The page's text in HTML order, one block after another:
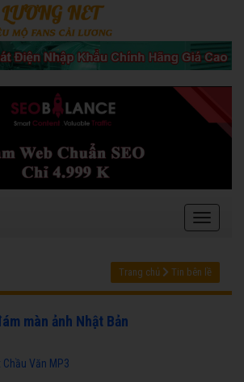
Trang chủ Tin bên lề
màn ảnh Nhật Bản
Chầu Văn MP3